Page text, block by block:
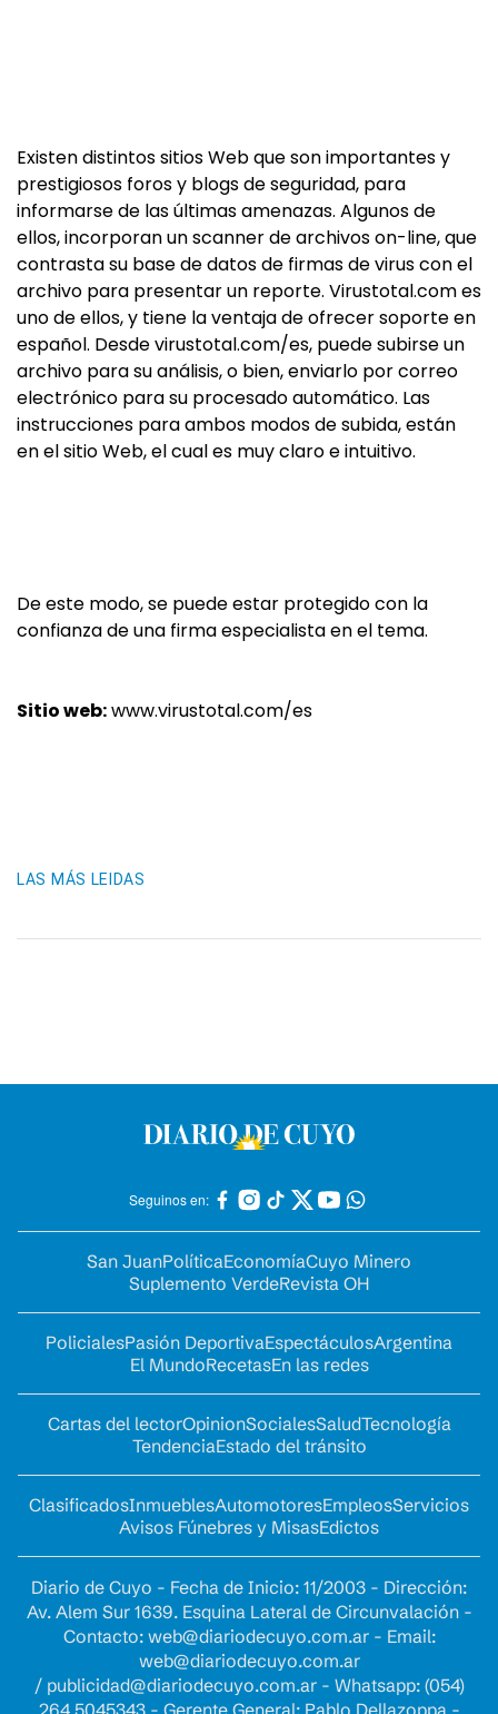
Existen distintos sitios Web que son importantes y
prestigiosos foros y blogs de seguridad, para
informarse de las últimas amenazas. Algunos de
ellos, incorporan un scanner de archivos on-line, que
contrasta su base de datos de firmas de virus con el
archivo para presentar un reporte. Virustotal.com es
uno de ellos, y tiene la ventaja de ofrecer soporte en
español. Desde virustotal.com/es, puede subirse un
archivo para su análisis, o bien, enviarlo por correo
electrónico para su procesado automático. Las
instrucciones para ambos modos de subida, están
en el sitio Web, el cual es muy claro e intuitivo.
De este modo, se puede estar protegido con la
confianza de una firma especialista en el tema.
Sitio web:www.virustotal.com/es
LAS MÁS LEIDAS
Seguinos en:
San JuanPolíticaEconomíaCuyo Minero
Suplemento VerdeRevista OH
PolicialesPasión DeportivaEspectáculosArgentina
El MundoRecetasEn las redes
Cartas del lectorOpinionSocialesSaludTecnología
TendenciaEstado del tránsito
ClasificadosInmueblesAutomotoresEmpleosServicios
Avisos Fúnebres y MisasEdictos
Diario de Cuyo - Fecha de Inicio: 11/2003 - Dirección:
Av. Alem Sur 1639. Esquina Lateral de Circunvalación -
Contacto: web@diariodecuyo.com.ar- Email:
web@diariodecuyo.com.ar
/ publicidad@diariodecuyo.com.ar- Whatsapp: (054)
264 5045343 - Gerente General: Pablo Dellazoppa -